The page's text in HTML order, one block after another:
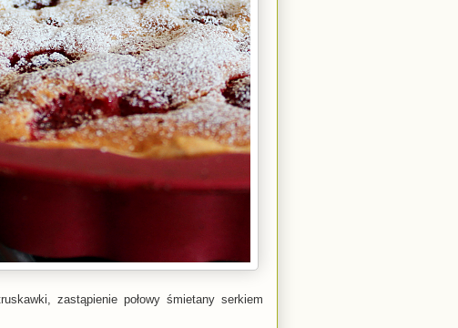
zastąpienie połowy śmietany serkiem